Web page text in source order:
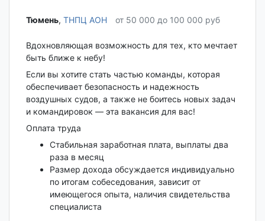
Тюмень‎, ТНПЦ АОН от 50 000 до 100 000 руб
Вдохновляющая возможность для тех, кто мечтает
быть ближе к небу!
Если вы хотите стать частью команды, которая
обеспечивает безопасность и надежность
воздушных судов, а также не боитесь новых задач
и командировок — эта вакансия для вас!
Оплата труда
Стабильная заработная плата, выплаты два
раза в месяц
Размер дохода обсуждается индивидуально
по итогам собеседования, зависит от
имеющегося опыта, наличия свидетельства
специалиста